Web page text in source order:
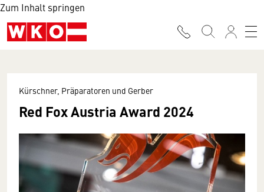
Zum Inhalt springen
Kürschner, Präparatoren und Gerber
Red Fox Austria Award 2024